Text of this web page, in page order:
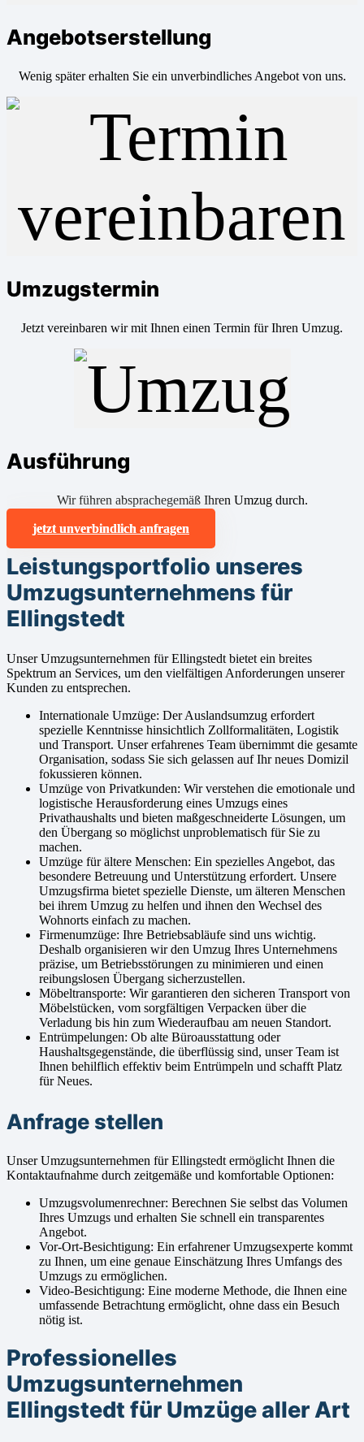
Angebotserstellung
Wenig später erhalten Sie ein unverbindliches Angebot von uns.
Umzugstermin
Jetzt vereinbaren wir mit Ihnen einen Termin für Ihren Umzug.
Ausführung
Wir führen absprachegemäß Ihren Umzug durch.
jetzt unverbindlich anfragen
Leistungsportfolio unseres
Umzugsunternehmens für
Ellingstedt
Unser Umzugsunternehmen für Ellingstedt bietet ein breites
Spektrum an Services, um den vielfältigen Anforderungen unserer
Kunden zu entsprechen.
Internationale Umzüge: Der Auslandsumzug erfordert
spezielle Kenntnisse hinsichtlich Zollformalitäten, Logistik
und Transport. Unser erfahrenes Team übernimmt die gesamte
Organisation, sodass Sie sich gelassen auf Ihr neues Domizil
fokussieren können.
Umzüge von Privatkunden: Wir verstehen die emotionale und
logistische Herausforderung eines Umzugs eines
Privathaushalts und bieten maßgeschneiderte Lösungen, um
den Übergang so möglichst unproblematisch für Sie zu
machen.
Umzüge für ältere Menschen: Ein spezielles Angebot, das
besondere Betreuung und Unterstützung erfordert. Unsere
Umzugsfirma bietet spezielle Dienste, um älteren Menschen
bei ihrem Umzug zu helfen und ihnen den Wechsel des
Wohnorts einfach zu machen.
Firmenumzüge: Ihre Betriebsabläufe sind uns wichtig.
Deshalb organisieren wir den Umzug Ihres Unternehmens
präzise, um Betriebsstörungen zu minimieren und einen
reibungslosen Übergang sicherzustellen.
Möbeltransporte: Wir garantieren den sicheren Transport von
Möbelstücken, vom sorgfältigen Verpacken über die
Verladung bis hin zum Wiederaufbau am neuen Standort.
Entrümpelungen: Ob alte Büroausstattung oder
Haushaltsgegenstände, die überflüssig sind, unser Team ist
Ihnen behilflich effektiv beim Entrümpeln und schafft Platz
für Neues.
Anfrage stellen
Unser Umzugsunternehmen für Ellingstedt ermöglicht Ihnen die
Kontaktaufnahme durch zeitgemäße und komfortable Optionen:
Umzugsvolumenrechner: Berechnen Sie selbst das Volumen
Ihres Umzugs und erhalten Sie schnell ein transparentes
Angebot.
Vor-Ort-Besichtigung: Ein erfahrener Umzugsexperte kommt
zu Ihnen, um eine genaue Einschätzung Ihres Umfangs des
Umzugs zu ermöglichen.
Video-Besichtigung: Eine moderne Methode, die Ihnen eine
umfassende Betrachtung ermöglicht, ohne dass ein Besuch
nötig ist.
Professionelles
Umzugsunternehmen
Ellingstedt für Umzüge aller Art